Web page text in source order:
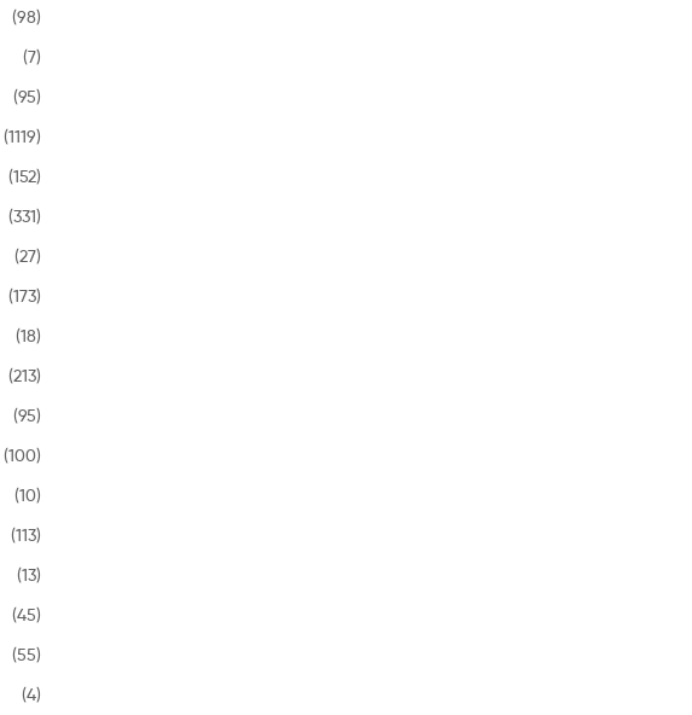
(98)
(7)
(95)
(1119)
(152)
(331)
(27)
(173)
(18)
(213)
(95)
(100)
(10)
(113)
(13)
(45)
(55)
(4)